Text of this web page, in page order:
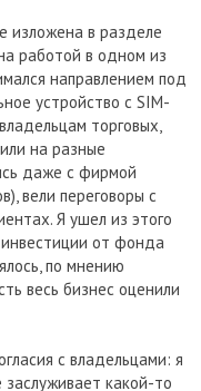
изложена в разделе
работой в одном из
направлением под
устройство с SIM-
торговых,
на разные
даже с фирмой
вели переговоры с
Я ушел из этого
инвестиции от фонда
по мнению
весь бизнес оценили
с владельцами: я
какой-то